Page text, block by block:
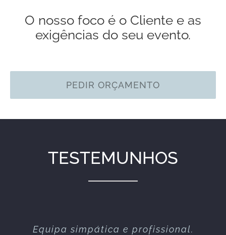
O nosso foco é o Cliente e as
exigências do seu evento.
PEDIR ORÇAMENTO
TESTEMUNHOS
Equipa simpática e profissional.
Excelente serviço nos vários